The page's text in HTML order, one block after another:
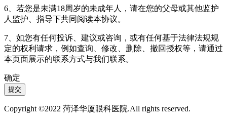
6、若您是未满18周岁的未成年人，请在您的父母或其他监护
人监护、指导下共同阅读本协议。
7、如您有任何投诉、建议或咨询，或有任何基于法律法规规
定的权利请求，例如查询、修改、删除、撤回授权等，请通过
本页面展示的联系方式与我们联系。
确定
提交
Copyright ©2022 菏泽华厦眼科医院.All rights reserved.